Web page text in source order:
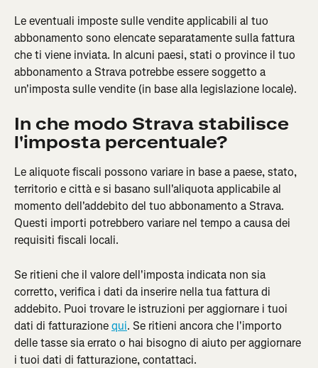
Le eventuali imposte sulle vendite applicabili al tuo
abbonamento sono elencate separatamente sulla fattura
che ti viene inviata. In alcuni paesi, stati o province il tuo
abbonamento a Strava potrebbe essere soggetto a
un'imposta sulle vendite (in base alla legislazione locale).
In che modo Strava stabilisce
l'imposta percentuale?
Le aliquote fiscali possono variare in base a paese, stato,
territorio e città e si basano sull'aliquota applicabile al
momento dell'addebito del tuo abbonamento a Strava.
Questi importi potrebbero variare nel tempo a causa dei
requisiti fiscali locali.
Se ritieni che il valore dell'imposta indicata non sia
corretto, verifica i dati da inserire nella tua fattura di
addebito. Puoi trovare le istruzioni per aggiornare i tuoi
dati di fatturazione qui. Se ritieni ancora che l'importo
delle tasse sia errato o hai bisogno di aiuto per aggiornare
i tuoi dati di fatturazione, contattaci.